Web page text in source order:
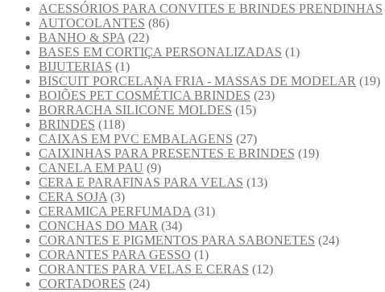
ACESSÓRIOS PARA CONVITES E BRINDES PRENDINHAS
AUTOCOLANTES (86)
BANHO & SPA (22)
BASES EM CORTIÇA PERSONALIZADAS (1)
BIJUTERIAS (1)
BISCUIT PORCELANA FRIA - MASSAS DE MODELAR (19)
BOIÕES PET COSMÉTICA BRINDES (23)
BORRACHA SILICONE MOLDES (15)
BRINDES (118)
CAIXAS EM PVC EMBALAGENS (27)
CAIXINHAS PARA PRESENTES E BRINDES (19)
CANELA EM PAU (9)
CERA E PARAFINAS PARA VELAS (13)
CERA SOJA (3)
CERAMICA PERFUMADA (31)
CONCHAS DO MAR (34)
CORANTES E PIGMENTOS PARA SABONETES (24)
CORANTES PARA GESSO (1)
CORANTES PARA VELAS E CERAS (12)
CORTADORES (24)